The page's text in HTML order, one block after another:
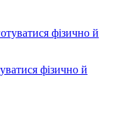
фізично й